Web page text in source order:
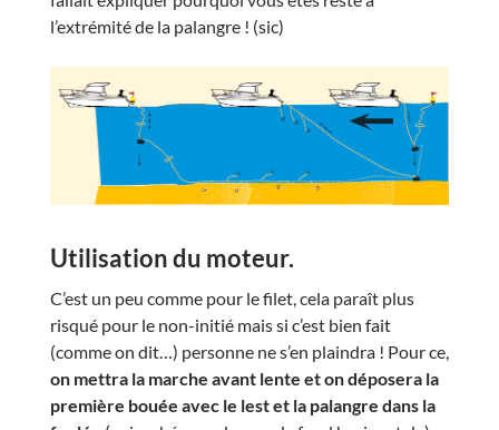
l’extrémité de la palangre ! (sic)
Utilisation du moteur.
C’est un peu comme pour le filet, cela paraît plus
risqué pour le non-initié mais si c’est bien fait
(comme on dit…) personne ne s’en plaindra ! Pour ce,
on mettra la marche avant lente et on déposera la
première bouée avec le lest et la palangre dans la